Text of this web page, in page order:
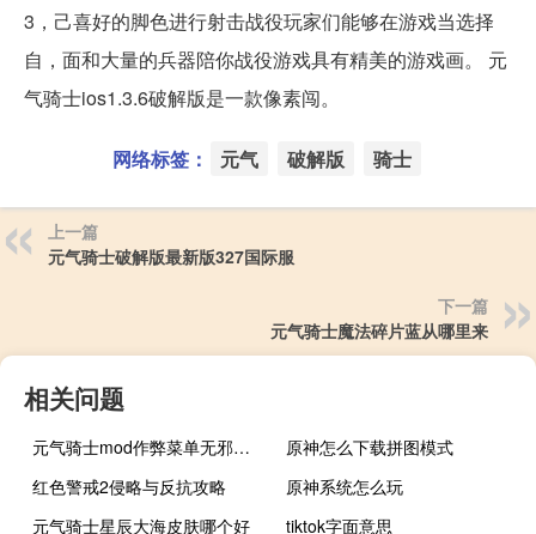
3，己喜好的脚色进行射击战役玩家们能够在游戏当选择
自，面和大量的兵器陪你战役游戏具有精美的游戏画。 元
气骑士ios1.3.6破解版是一款像素闯。
网络标签： 元气 破解版 骑士
上一篇
元气骑士破解版最新版327国际服
下一篇
元气骑士魔法碎片蓝从哪里来
相关问题
元气骑士mod作弊菜单无邪最新可联机
原神怎么下载拼图模式
红色警戒2侵略与反抗攻略
原神系统怎么玩
元气骑士星辰大海皮肤哪个好
tiktok字面意思